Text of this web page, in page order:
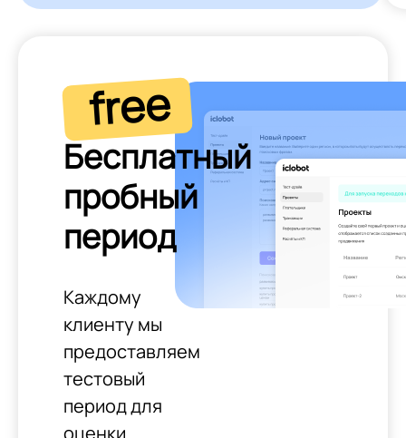
free
Бесплатный
пробный
период
Каждому
клиенту мы
предоставляем
тестовый
период для
оценки